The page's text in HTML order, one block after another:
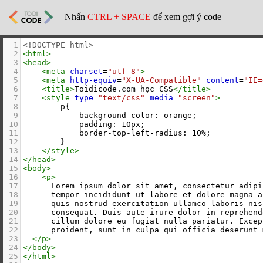
Nhấn CTRL + SPACE để xem gợi ý code
1 <!DOCTYPE html>
2 <html>
3 <head>
4
<meta charset="utf-8">
5
<meta http-equiv="X-UA-Compatible" content=
6
<title>Toidicode.com học CSS</title>
7
<style type="text/css" media="screen">
8
        p{
9
            background-color: orange;
10
            padding: 10px;
11
            border-top-left-radius: 10%;
12
        }
13
</style>
14 </ head>
15 <body>
16
<p>
17
Lorem ipsum dolor sit amet, consectetur
18
tempor incididunt ut labore et dolore magna
19
quis nostrud exercitation ullamco laboris
20
consequat. Duis aute irure dolor in
21
cillum dolore eu fugiat nulla pariatur.
22
proident, sunt in culpa qui officia deserunt
23
</p>
24 </ body>
25 </ html>